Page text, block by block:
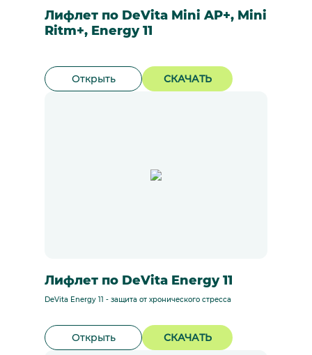
Лифлет по DeVita Mini AP+, Mini
Ritm+, Energy 11
Открыть СКАЧАТЬ
Лифлет по DeVita Energy 11
DeVita Energy 11 - защита от хронического стресса
Открыть СКАЧАТЬ